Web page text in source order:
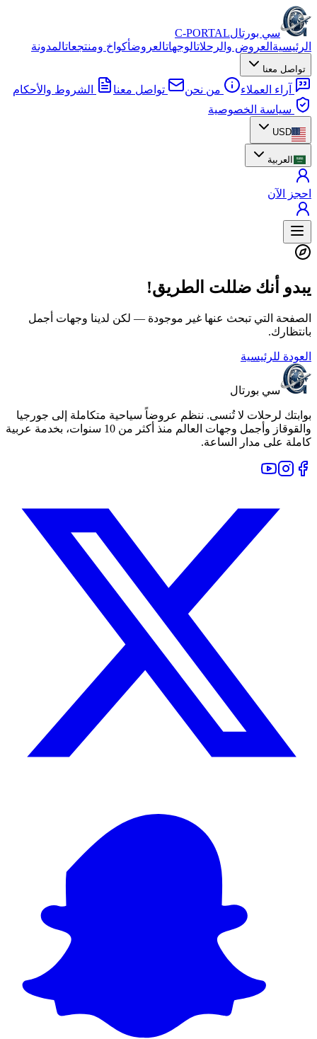
سي بورتالC-PORTAL
الرئيسية العروض والرحلاتالوجهاتالعروضأكواخ ومنتجعاتالمدونة
تواصل معنا
آراء العملاء من نحن تواصل معنا
الشروط والأحكام
سياسة الخصوصية
USD
العربية
احجز الآن
يبدو أنك ضللت الطريق!
الصفحة التي تبحث عنها غير موجودة — لكن لدينا وجهات أجمل
بانتظارك.
العودة للرئيسية
سي بورتال
بوابتك لرحلات لا تُنسى. ننظم عروضاً سياحية متكاملة إلى جورجيا
والقوقاز وأجمل وجهات العالم منذ أكثر من 10 سنوات، بخدمة عربية
كاملة على مدار الساعة.